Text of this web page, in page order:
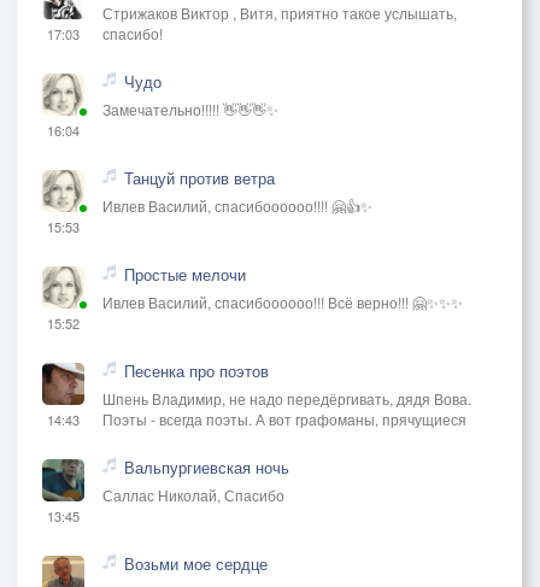
17:03
Стрижаков Виктор , Витя, приятно такое услышать,
спасибо!
16:04
Чудо
Замечательно!!!!! 👋👋👋✨
15:53
Танцуй против ветра
Ивлев Василий, спасибоооооо!!!! 🤗👍✨
15:52
Простые мелочи
Ивлев Василий, спасибоооооо!!! Всё верно!!! 🤗✨✨✨
14:43
Песенка про поэтов
Шпень Владимир, не надо передёргивать, дядя Вова.
Поэты - всегда поэты. А вот графоманы, прячущиеся
13:45
Вальпургиевская ночь
Саллас Николай, Спасибо
Возьми мое сердце